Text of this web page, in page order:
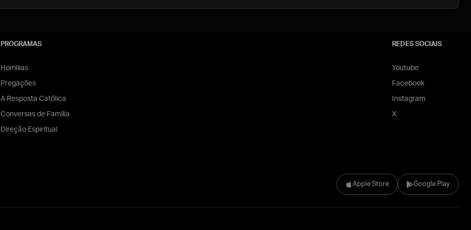
Apple Store Google Play
PROGRAMAS
Homilias
Pregações
A Resposta Católica
Conversas de Família
Direção Espiritual
REDES SOCIAIS
Youtube
Facebook
Instagram
X